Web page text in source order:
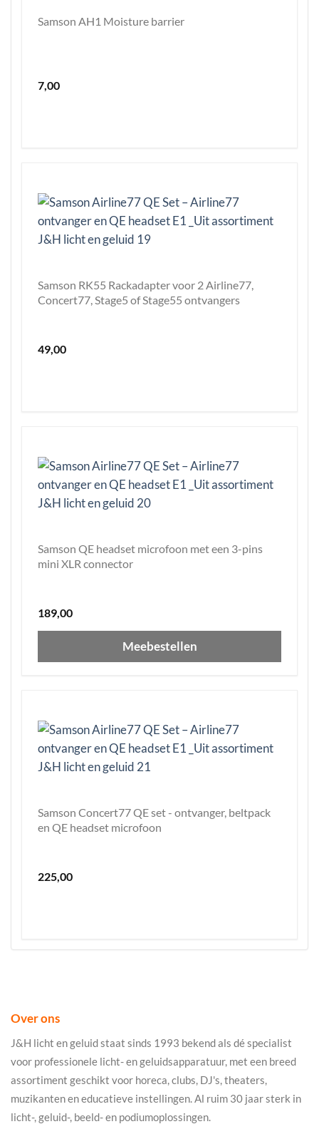
Samson AH1 Moisture barrier
7,00
Samson RK55 Rackadapter voor 2 Airline77,
Concert77, Stage5 of Stage55 ontvangers
49,00
Samson QE headset microfoon met een 3-pins
mini XLR connector
189,00
Meebestellen
Samson Concert77 QE set - ontvanger, beltpack
en QE headset microfoon
225,00
Over ons
J&H licht en geluid staat sinds 1993 bekend als dé specialist
voor professionele licht- en geluidsapparatuur, met een breed
assortiment geschikt voor horeca, clubs, DJ's, theaters,
muzikanten en educatieve instellingen. Al ruim 30 jaar sterk in
licht-, geluid-, beeld- en podiumoplossingen.